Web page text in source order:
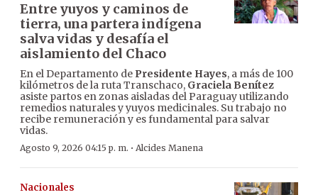
Entre yuyos y caminos de
tierra, una partera indígena
salva vidas y desafía el
aislamiento del Chaco
En el Departamento de Presidente Hayes, a más de 100
kilómetros de la ruta Transchaco, Graciela Benítez
asiste partos en zonas aisladas del Paraguay utilizando
remedios naturales y yuyos medicinales. Su trabajo no
recibe remuneración y es fundamental para salvar
vidas.
Agosto 9, 2026 04:15 p. m. · Alcides Manena
Nacionales